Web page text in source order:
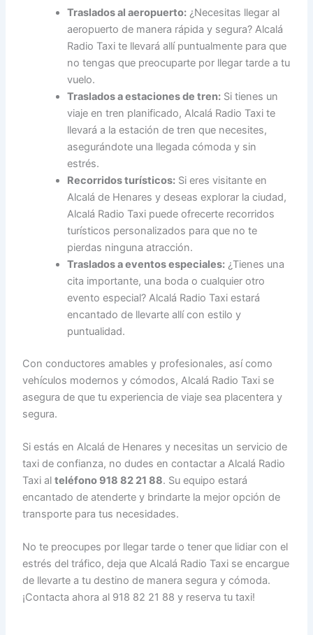
Traslados al aeropuerto: ¿Necesitas llegar al
aeropuerto de manera rápida y segura? Alcalá
Radio Taxi te llevará allí puntualmente para que
no tengas que preocuparte por llegar tarde a tu
vuelo.
Traslados a estaciones de tren: Si tienes un
viaje en tren planificado, Alcalá Radio Taxi te
llevará a la estación de tren que necesites,
asegurándote una llegada cómoda y sin
estrés.
Recorridos turísticos: Si eres visitante en
Alcalá de Henares y deseas explorar la ciudad,
Alcalá Radio Taxi puede ofrecerte recorridos
turísticos personalizados para que no te
pierdas ninguna atracción.
Traslados a eventos especiales: ¿Tienes una
cita importante, una boda o cualquier otro
evento especial? Alcalá Radio Taxi estará
encantado de llevarte allí con estilo y
puntualidad.
Con conductores amables y profesionales, así como
vehículos modernos y cómodos, Alcalá Radio Taxi se
asegura de que tu experiencia de viaje sea placentera y
segura.
Si estás en Alcalá de Henares y necesitas un servicio de
taxi de confianza, no dudes en contactar a Alcalá Radio
Taxi alteléfono 918 82 21 88. Su equipo estará
encantado de atenderte y brindarte la mejor opción de
transporte para tus necesidades.
No te preocupes por llegar tarde o tener que lidiar con el
estrés del tráfico, deja que Alcalá Radio Taxi se encargue
de llevarte a tu destino de manera segura y cómoda.
¡Contacta ahora al 918 82 21 88 y reserva tu taxi!